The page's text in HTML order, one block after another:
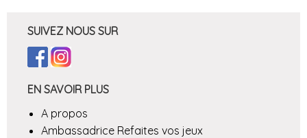
SUIVEZ NOUS SUR
EN SAVOIR PLUS
A propos
Ambassadrice Refaites vos jeux